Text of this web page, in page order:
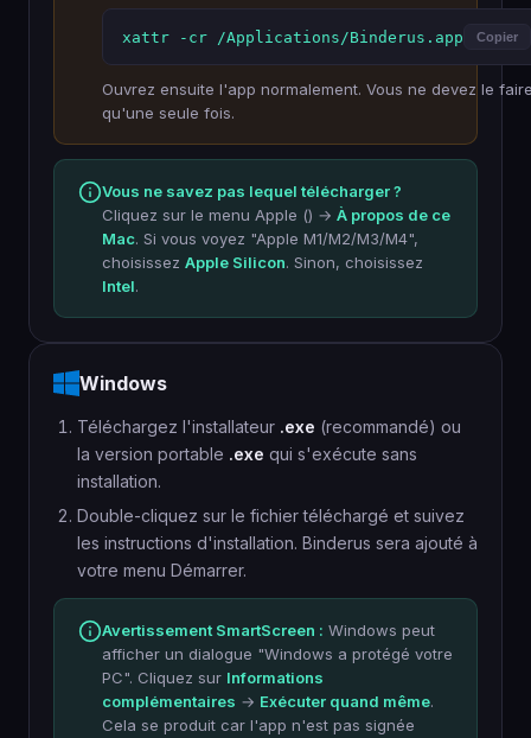
xattr -cr /Applications/Binderus.app Copier
Ouvrez ensuite l'app normalement. Vous ne devez le
qu'une seule fois.
Vous ne savez pas lequel télécharger ?
Cliquez sur le menu Apple () → À propos de ce
Mac. Si vous voyez "Apple M1/M2/M3/M4",
choisissez Apple Silicon. Sinon, choisissez
Intel.
Windows
Téléchargez l'installateur .exe (recommandé) ou
la version portable .exe qui s'exécute sans
installation.
Double-cliquez sur le fichier téléchargé et suivez
les instructions d'installation. Binderus sera ajouté à
votre menu Démarrer.
Avertissement SmartScreen : Windows peut
afficher un dialogue "Windows a protégé votre
PC". Cliquez sur Informations
complémentaires → Exécuter quand même.
Cela se produit car l'app n'est pas signée